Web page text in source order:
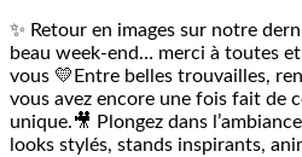
✨ Retour en images sur notre
beau week-end… merci à toutes
vous 💛 Entre belles trouvailles,
vous avez encore une fois fait de
unique.🎥 Plongez dans
looks stylés, stands inspirants,